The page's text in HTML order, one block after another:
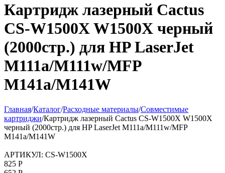
Картридж лазерный Cactus
CS-W1500X W1500X черный
(2000стр.) для HP LaserJet
M111a/M111w/MFP
M141a/M141W
Главная/Каталог/Расходные материалы/Совместимые
картриджи/Картридж лазерный Cactus CS-W1500X W1500X
черный (2000стр.) для HP LaserJet M111a/M111w/MFP
M141a/M141W
АРТИКУЛ: CS-W1500X
825 Р